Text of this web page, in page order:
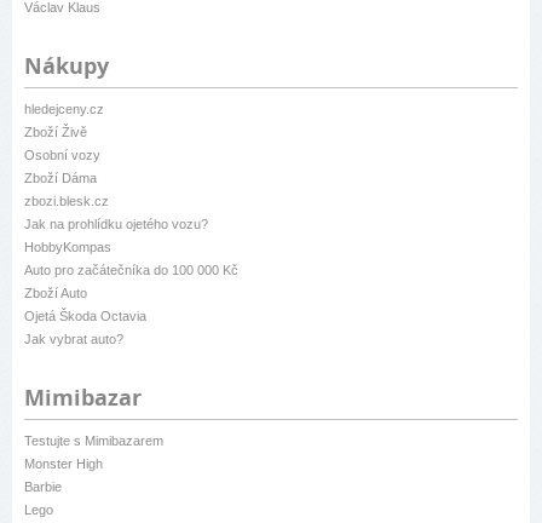
Václav Klaus
Nákupy
hledejceny.cz
Zboží Živě
Osobní vozy
Zboží Dáma
zbozi.blesk.cz
Jak na prohlídku ojetého vozu?
HobbyKompas
Auto pro začátečníka do 100 000 Kč
Zboží Auto
Ojetá Škoda Octavia
Jak vybrat auto?
Mimibazar
Testujte s Mimibazarem
Monster High
Barbie
Lego